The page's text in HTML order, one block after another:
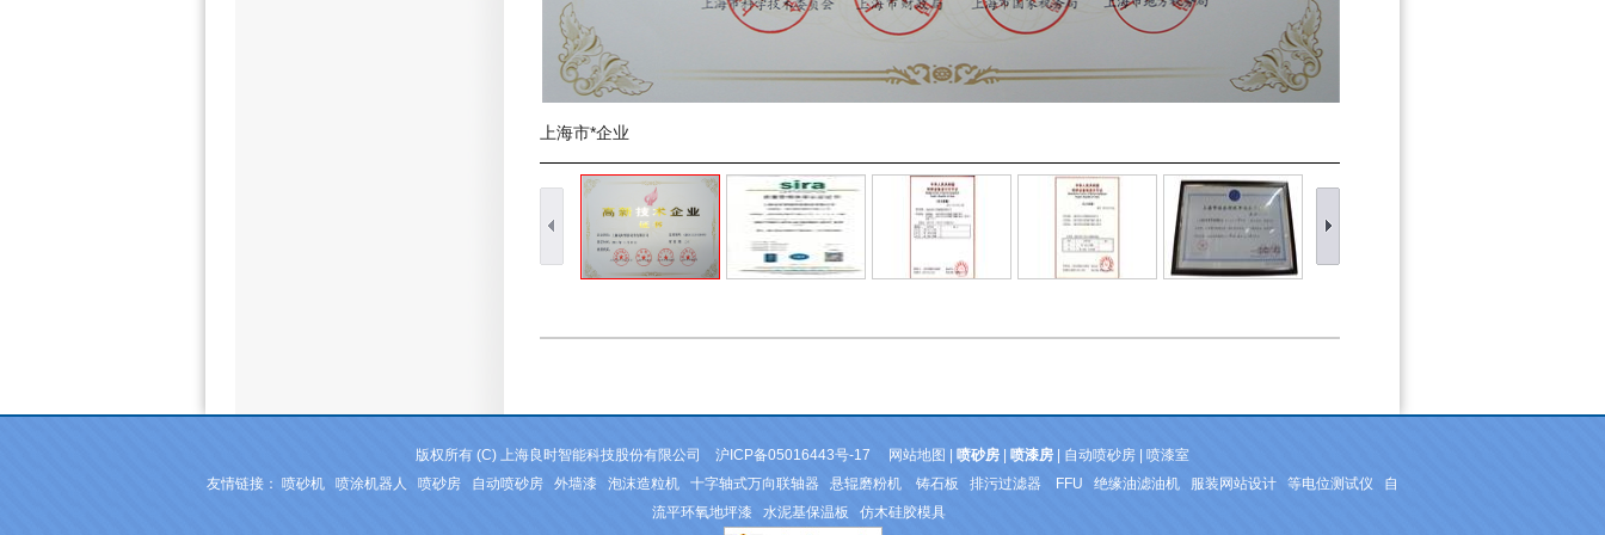
上海市*企业
版权所有 (C) 上海良时智能科技股份有限公司 沪ICP备05016443号-17 网站地图 喷砂房 喷漆房 自动喷砂房
喷漆室
友情链接： 喷砂机 喷涂机器人 喷砂房 自动喷砂房 外墙漆 泡沫造粒机 十字轴式万向联轴器 悬辊磨粉机 铸石板 排污过滤器 FFU 绝缘油滤油机 服装网站设计 等电位测试仪
自
流平环氧地坪漆
水泥基保温板 仿木硅胶模具